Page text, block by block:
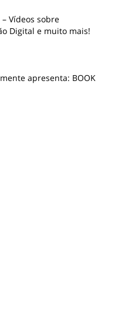
Vídeos sobre
Digital e muito mais!
apresenta: BOOK